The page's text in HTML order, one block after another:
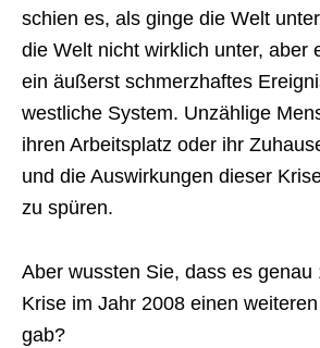
schien es, als ginge die Welt
die Welt nicht wirklich unter, aber
ein äußerst schmerzhaftes
westliche System. Unzählige
ihren Arbeitsplatz oder ihr
und die Auswirkungen dieser
zu spüren.
Aber wussten Sie, dass es genau
Krise im Jahr 2008 einen
gab?